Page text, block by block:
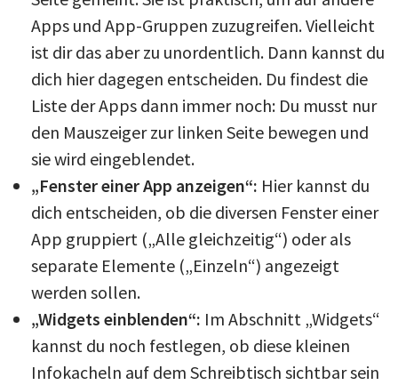
Apps und App-Gruppen zuzugreifen. Vielleicht
ist dir das aber zu unordentlich. Dann kannst du
dich hier dagegen entscheiden. Du findest die
Liste der Apps dann immer noch: Du musst nur
den Mauszeiger zur linken Seite bewegen und
sie wird eingeblendet.
„Fenster einer App anzeigen“: Hier kannst du
dich entscheiden, ob die diversen Fenster einer
App gruppiert („Alle gleichzeitig“) oder als
separate Elemente („Einzeln“) angezeigt
werden sollen.
„Widgets einblenden“: Im Abschnitt „Widgets“
kannst du noch festlegen, ob diese kleinen
Infokacheln auf dem Schreibtisch sichtbar sein